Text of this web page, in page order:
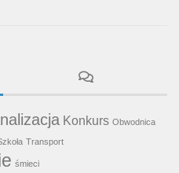
Konkurs Obwodnica
Transport
śmieci